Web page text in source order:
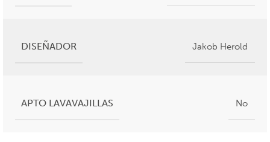
DISEÑADOR Jakob Herold
APTO LAVAVAJILLAS No